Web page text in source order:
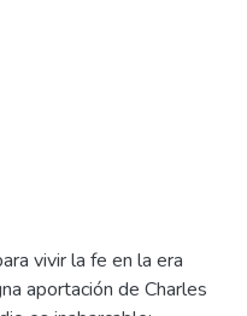
vivir la fe en la era
aportación de Charles